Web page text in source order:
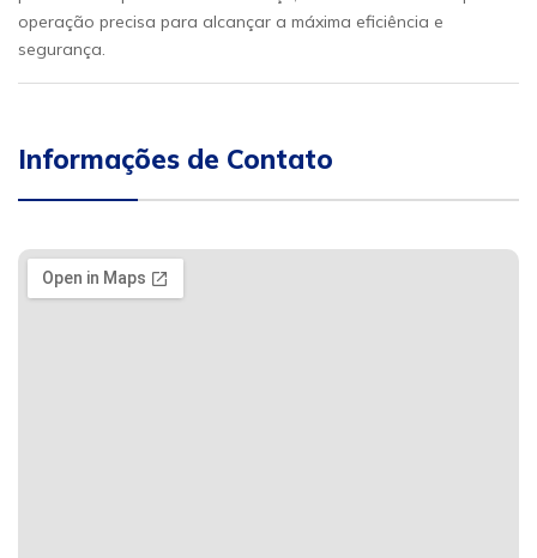
operação precisa para alcançar a máxima eficiência e
segurança.
Informações de Contato